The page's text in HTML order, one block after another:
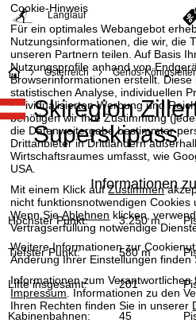
Cookie-Hinweis
Für ein optimales Webangebot
Nutzungsinformationen, die wir, die
unseren Partnern teilen. Auf Basis
Nutzungsprofile anhand von
Browserinformationen erstellt.
statistischen Analyse, individuellen
individualisierten Werbung und
benötigen wir Ihre Zustimmung
die Datenweitergabe bestimmter
Drittanbieter in Drittländern
Wirtschaftsraumes umfasst, wie
USA.
Mit einem Klick aufZustimmen
nicht funktionsnotwendigen Cookies
Wenn SieAblehnen klicken,
Vertragserfüllung notwendige
Weitere Informationen zur
Änderung Ihrer Einstellungen
Informationen zum
Impressum . Informationen zu den
Ihren Rechten finden Sie in unserer
Langlauf
S
t
a
r
t
s
e
i
Österreich Gerlos-
Skiregion
Superskipass
Informationen
Höchster Punkt: 3.250 m
Tiefster Punkt: 580 m
Lifte insgesamt: 201
Kabinenbahnen: 45